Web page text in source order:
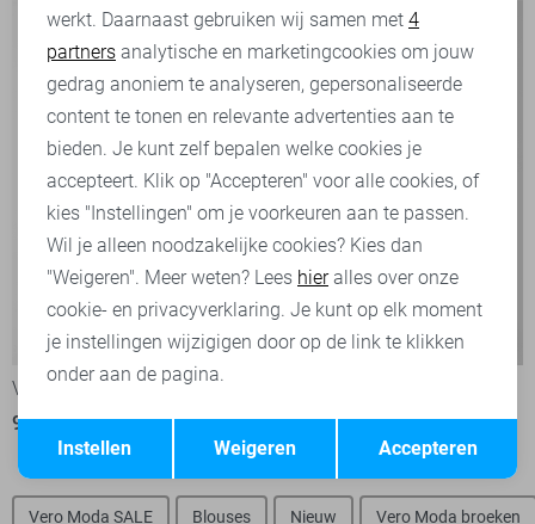
-50%
Vero Moda T-shirt
9,00 17,99
14,40 17,99
Vero Moda SALE Blouses Nieuw Vero Moda broeken
Analytische cookies
Marketing cookies
Terug Opslaan
werkt. Daarnaast gebruiken wij samen met 4
partners analytische en marketingcookies om jouw
gedrag anoniem te analyseren, gepersonaliseerde
content te tonen en relevante advertenties aan te
bieden. Je kunt zelf bepalen welke cookies je
accepteert. Klik op "Accepteren" voor alle cookies, of
kies "Instellingen" om je voorkeuren aan te passen.
Wil je alleen noodzakelijke cookies? Kies dan
"Weigeren". Meer weten? Lees hieralles over onze
cookie- en privacyverklaring. Je kunt op elk moment
je instellingen wijzigigen door op de link te klikken
onder aan de pagina.
Accepteren
Weigeren
Instellen